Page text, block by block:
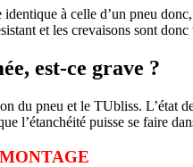
à celle d’un pneu
et les crevaisons sont
est-ce grave ?
du pneu et le TUbliss.
l’étanchéité puisse se faire